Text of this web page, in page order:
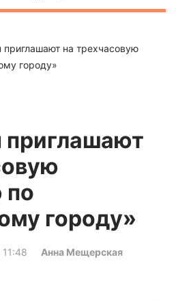
приглашают на трехчасовую
городу»
приглашают
по
городу»
Анна Мещерская